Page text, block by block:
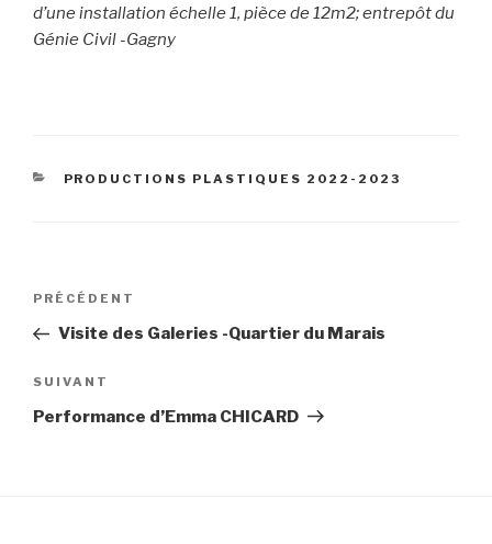
d’une installation échelle 1, pièce de 12m2; entrepôt du
Génie Civil -Gagny
CATÉGORIES
PRODUCTIONS PLASTIQUES 2022-2023
Navigation
l’article
Article
précédent
PRÉCÉDENT
Visite des Galeries -Quartier du Marais
Article
suivant
SUIVANT
Performance d’Emma CHICARD